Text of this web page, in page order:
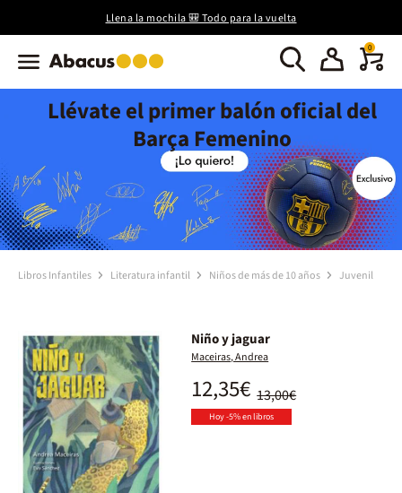
Llena la mochila 🎒 Todo para la vuelta
0
Llévate el primer balón oficial del
Barça Femenino
Libros Infantiles Literatura infantil Niños de más de 10 años Juvenil
Niño y jaguar
Maceiras, Andrea
13,00€
12,35€
Hoy -5% en libros